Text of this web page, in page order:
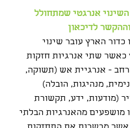
אנרגטי שמתחולל
לדיכאון
כדור הארץ עובר שינוי
כאשר שתי אנרגיות חזקות
- אנרגיית אש (תשוקה,
מנהיגות, הובלה)
(מודעות, ידע, תקשורת
מושפעים מהאנרגיות הבלתי